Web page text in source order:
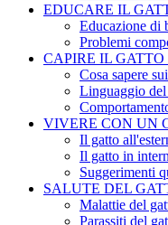
EDUCARE IL
Educazione di
Problemi
CAPIRE IL GATTO
Cosa sapere
Linguaggio del
VIVERE CON UN
Il gatto
Il gatto in
Suggerimenti
SALUTE DEL
Malattie del
Parassiti del